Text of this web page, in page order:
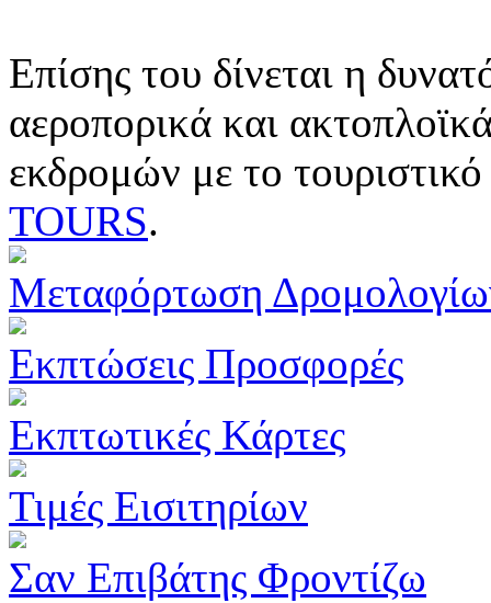
Επίσης του δίνεται η
αεροπορικά και
εκδρομών με το
TOURS.
Μεταφόρτωση
Εκπτώσεις Προσφορές
Εκπτωτικές Κάρτες
Τιμές Εισιτηρίων
Σαν Επιβάτης Φροντίζω